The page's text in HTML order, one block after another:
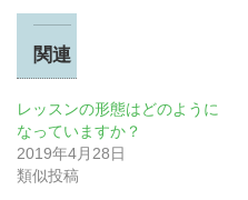
関連
レッスンの形態はどのように
なっていますか？
2019年4月28日
類似投稿